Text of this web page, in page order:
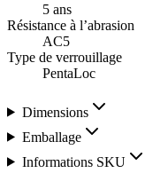
5 ans
Résistance à l’abrasion
AC5
Type de verrouillage
PentaLoc
Dimensions
Emballage
Informations SKU